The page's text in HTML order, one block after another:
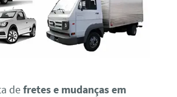
defretes e mudanças em